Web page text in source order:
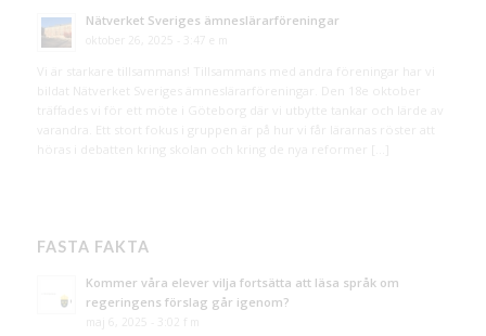
Nätverket Sveriges ämneslärarföreningar
oktober 26, 2025 - 3:47 e m
Vi är starkare tillsammans! Tillsammans med andra föreningar har vi
bildat Nätverket Sveriges ämneslärarföreningar. Den 18e oktober
träffades vi för ett möte i Göteborg där vi utbytte tankar och lärde av
varandra. Ett stort fokus i gruppen är på hur vi får lärarnas röster att
höras i debatten kring skolan och kring de nya reformer […]
FASTA FAKTA
Kommer våra elever vilja fortsätta att läsa språk om
regeringens förslag går igenom?
maj 6, 2025 - 3:02 f m